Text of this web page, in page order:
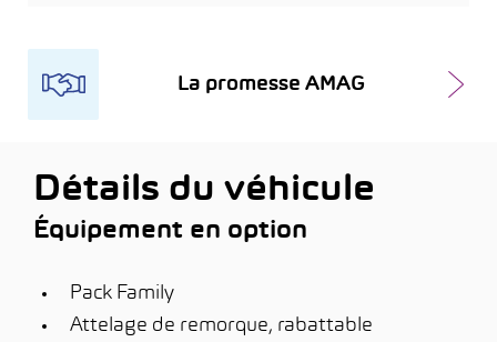
La promesse AMAG
Détails du véhicule
Équipement en option
Pack Family
Attelage de remorque, rabattable